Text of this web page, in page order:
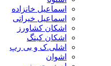
اسماعیل خانزاده
اسماعیل خیراتی
اشکان کشاورز
اشکان کینگ
اشلی.ک و بی رپ
اشوان